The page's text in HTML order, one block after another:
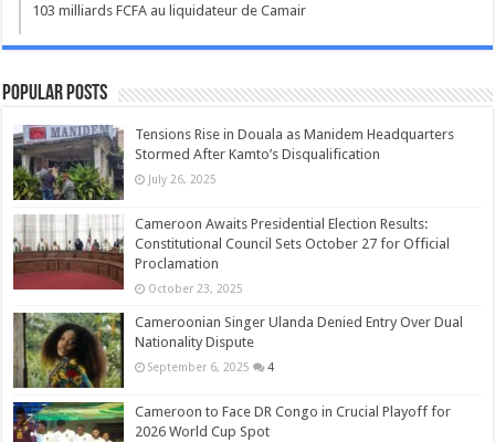
103 milliards FCFA au liquidateur de Camair
Popular Posts
Tensions Rise in Douala as Manidem Headquarters
Stormed After Kamto’s Disqualification
July 26, 2025
Cameroon Awaits Presidential Election Results:
Constitutional Council Sets October 27 for Official
Proclamation
October 23, 2025
Cameroonian Singer Ulanda Denied Entry Over Dual
Nationality Dispute
September 6, 2025 4
Cameroon to Face DR Congo in Crucial Playoff for
2026 World Cup Spot